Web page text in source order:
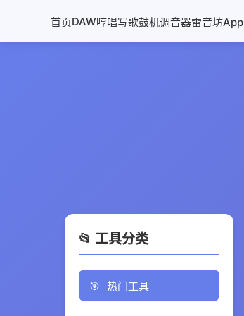
首页DAW哼唱写歌鼓机调音器雷音坊App
📂 工具分类
🎯 热门工具